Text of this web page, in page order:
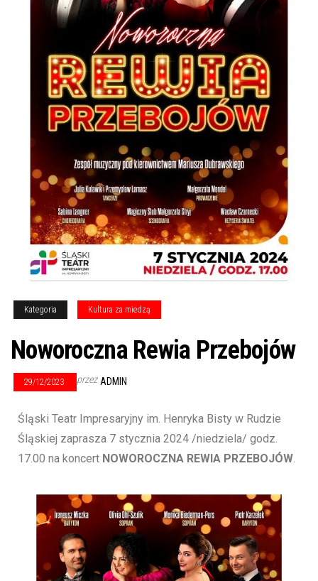
Kategoria Kultura za miedzą
Noworoczna Rewia Przebojów
29/12/2023 przez ADMIN
Śląski Teatr Impresaryjny im. Henryka Bisty w Rudzie
Śląskiej zaprasza 7 stycznia 2024 /niedziela/ godz.
17.00 na koncert NOWOROCZNA REWIA PRZEBOJÓW.